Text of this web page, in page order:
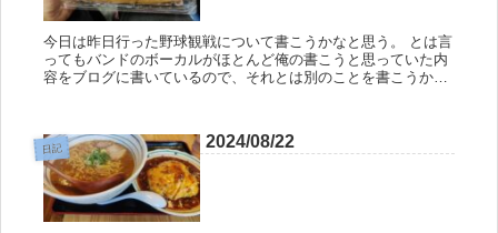
今日は昨日行った野球観戦について書こうかなと思う。 とは言
ってもバンドのボーカルがほとんど俺の書こうと思っていた内
容をブログに書いているので、それとは別のことを書こうか
日記 2024/08/22